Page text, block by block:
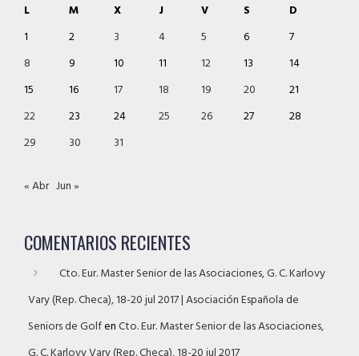
L
M X J V S
D
1
2 3 4 5 6
7
8
9 10 11 12 13
14
15
16 17 18 19 20
21
22
23 24 25 26 27
28
29
30 31
« Abr Jun »
COMENTARIOS RECIENTES
Cto. Eur. Master Senior de las Asociaciones, G. C. Karlovy
Vary (Rep. Checa), 18-20 jul 2017 | Asociación Española de
Seniors de GolfenCto. Eur. Master Senior de las Asociaciones,